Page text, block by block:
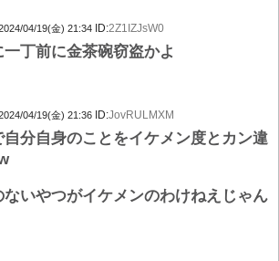
04/19(金) 21:34 ID:2Z1IZJsW0
丁前に金茶碗窃盗かよ
04/19(金) 21:36 ID:JovRULMXM
自分自身のことをイケメン度とカン違
いやつがイケメンのわけねえじゃん